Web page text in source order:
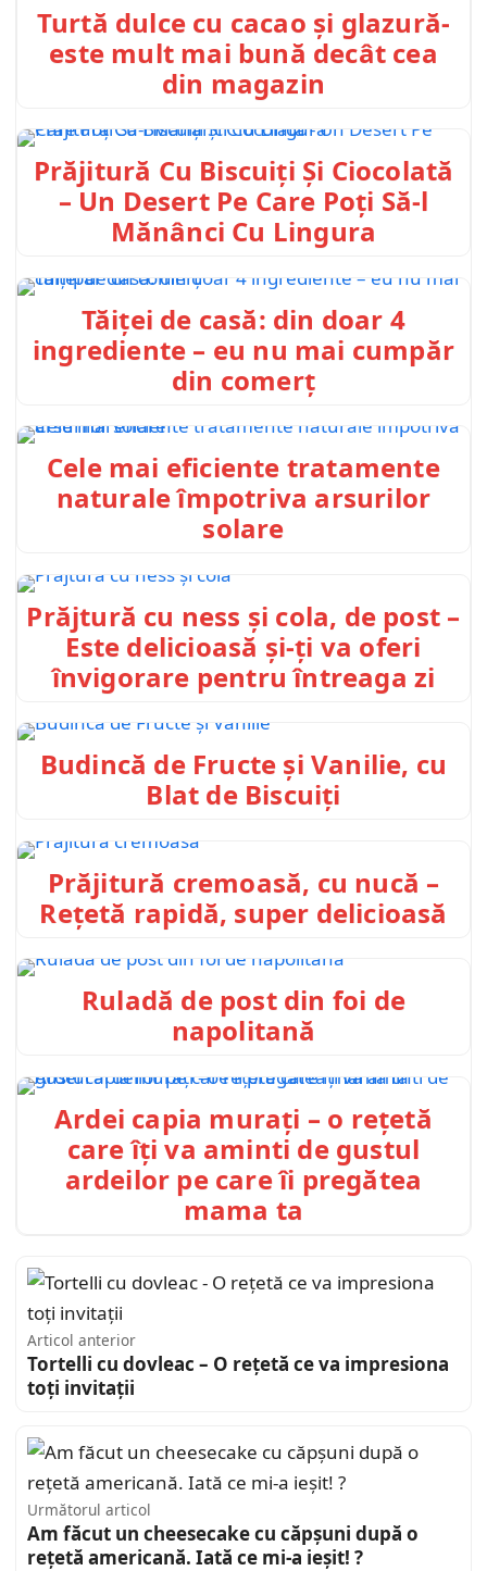
Turtă dulce cu cacao și glazură-
este mult mai bună decât cea
din magazin
Prăjitură Cu Biscuiți Și Ciocolată
– Un Desert Pe Care Poți Să-l
Mănânci Cu Lingura
Tăiței de casă: din doar 4
ingrediente – eu nu mai cumpăr
din comerț
Cele mai eficiente tratamente
naturale împotriva arsurilor
solare
Prăjtură cu ness și cola, de post –
Este delicioasă și-ți va oferi
învigorare pentru întreaga zi
Budincă de Fructe și Vanilie, cu
Blat de Biscuiți
Prăjitură cremoasă, cu nucă –
Rețetă rapidă, super delicioasă
Ruladă de post din foi de
napolitană
Ardei capia murați – o rețetă
care îți va aminti de gustul
ardeilor pe care îi pregătea
mama ta
Articol anterior
Tortelli cu dovleac – O rețetă ce va impresiona
toți invitații
Următorul articol
Am făcut un cheesecake cu căpșuni după o
rețetă americană. Iată ce mi-a ieșit! ?